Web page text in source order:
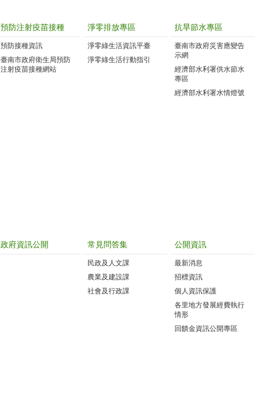
預防注射疫苗接種
預防接種資訊
臺南市政府衛生局預防
注射疫苗接種網站
淨零排放專區
淨零綠生活資訊平臺
淨零綠生活行動指引
抗旱節水專區
臺南市政府災害應變告
示網
經濟部水利署供水節水
專區
經濟部水利署水情燈號
政府資訊公開 常見問答集
民政及人文課
農業及建設課
社會及行政課
公開資訊
最新消息
招標資訊
個人資訊保護
各里地方發展經費執行
情形
回饋金資訊公開專區